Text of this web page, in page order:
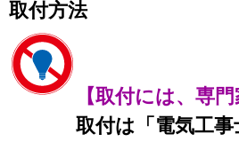
取付方法
【取付には、専
取付は「電気工